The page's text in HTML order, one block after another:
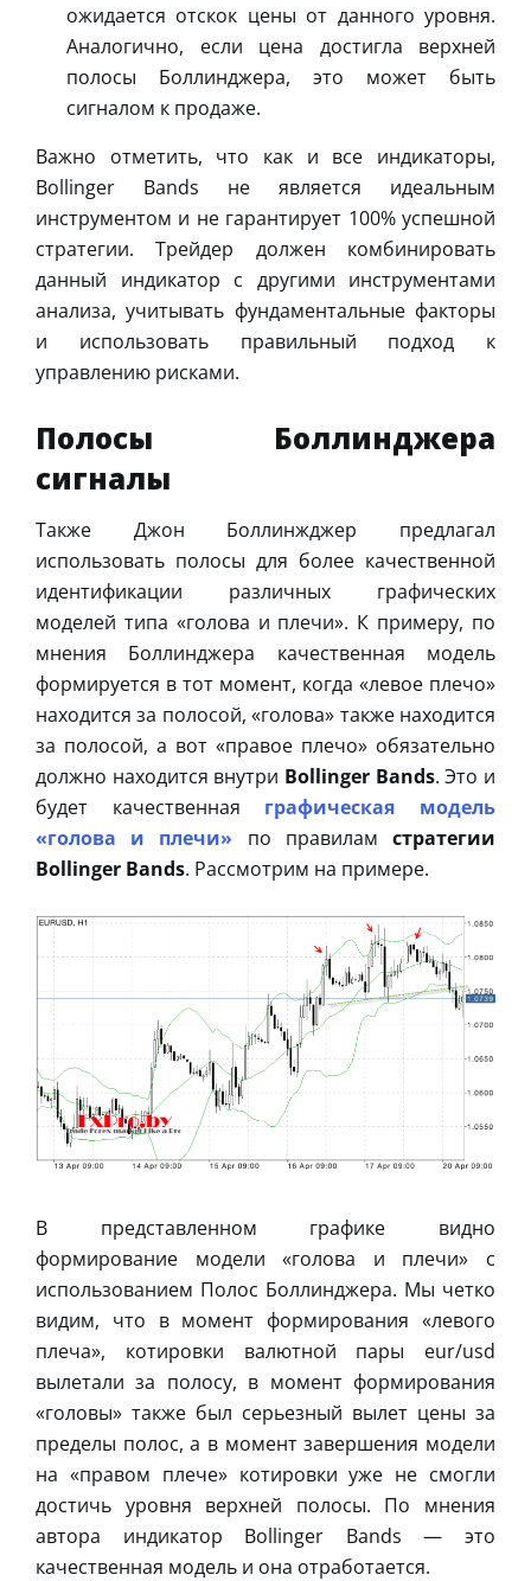
ожидается отскок цены от данного уровня.
Аналогично, если цена достигла верхней
полосы Боллинджера, это может быть
сигналом к продаже.
Важно отметить, что как и все индикаторы,
Bollinger Bands не является идеальным
инструментом и не гарантирует 100% успешной
стратегии. Трейдер должен комбинировать
данный индикатор с другими инструментами
анализа, учитывать фундаментальные факторы
и использовать правильный подход к
управлению рисками.
Полосы Боллинджера
сигналы
Также Джон Боллинжджер предлагал
использовать полосы для более качественной
идентификации различных графических
моделей типа «голова и плечи». К примеру, по
мнения Боллинджера качественная модель
формируется в тот момент, когда «левое плечо»
находится за полосой, «голова» также находится
за полосой, а вот «правое плечо» обязательно
должно находится внутри Bollinger Bands. Это и
будет качественная графическая модель
«голова и плечи» по правиламстратегии
Bollinger Bands. Рассмотрим на примере.
В представленном графике видно
формирование модели «голова и плечи» с
использованием Полос Боллинджера. Мы четко
видим, что в момент формирования «левого
плеча», котировки валютной пары eur/usd
вылетали за полосу, в момент формирования
«головы» также был серьезный вылет цены за
пределы полос, а в момент завершения модели
на «правом плече» котировки уже не смогли
достичь уровня верхней полосы. По мнения
автора индикатор Bollinger Bands — это
качественная модель и она отработается.